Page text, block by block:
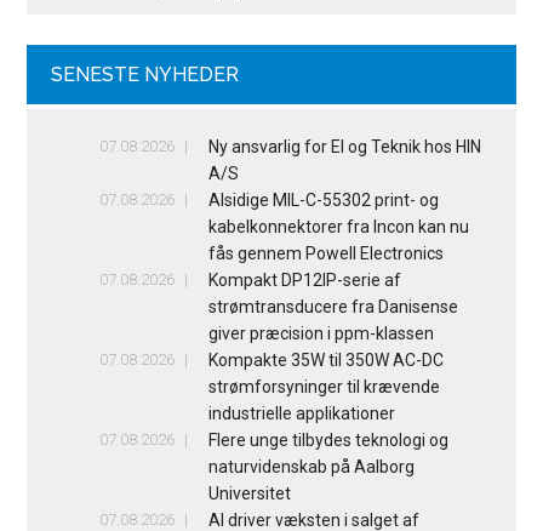
SENESTE NYHEDER
07.08.2026
Ny ansvarlig for El og Teknik hos HIN
A/S
07.08.2026
Alsidige MIL-C-55302 print- og
kabelkonnektorer fra Incon kan nu
fås gennem Powell Electronics
07.08.2026
Kompakt DP12IP-serie af
strømtransducere fra Danisense
giver præcision i ppm-klassen
07.08.2026
Kompakte 35W til 350W AC-DC
strømforsyninger til krævende
industrielle applikationer
07.08.2026
Flere unge tilbydes teknologi og
naturvidenskab på Aalborg
Universitet
07.08.2026
AI driver væksten i salget af